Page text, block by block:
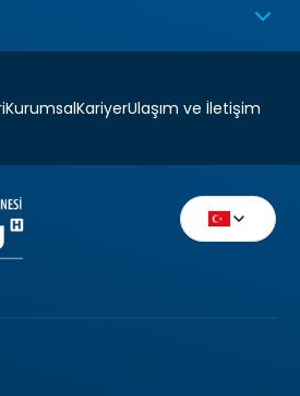
KurumsalKariyerUlaşım ve İletişim